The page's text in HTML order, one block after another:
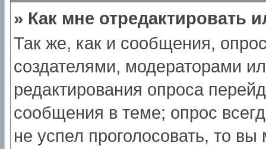
» Как мне отредактировать
Так же, как и сообщения,
создателями, модераторами
редактирования опроса
сообщения в теме; опрос
не успел проголосовать, то